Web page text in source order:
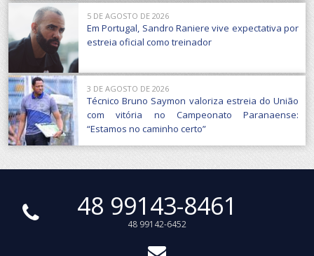
5 DE AGOSTO DE 2026
Em Portugal, Sandro Raniere vive expectativa por
estreia oficial como treinador
3 DE AGOSTO DE 2026
Técnico Bruno Saymon valoriza estreia do União
com vitória no Campeonato Paranaense:
“Estamos no caminho certo”
48 99143-8461
48 99142-6452